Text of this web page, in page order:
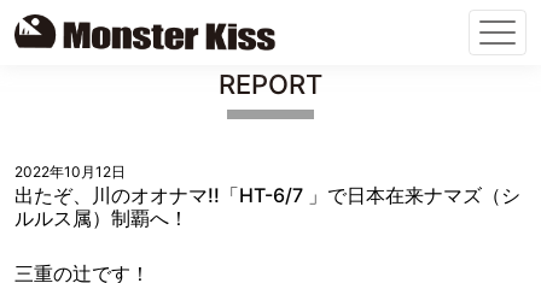
REPORT
2022年10月12日
出たぞ、川のオオナマ!!「HT-6/7 」で日本在来ナマズ（シ
ルルス属）制覇へ！
三重の辻です！